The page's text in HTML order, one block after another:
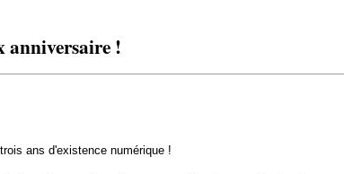
anniversaire !
ans d'existence numérique !